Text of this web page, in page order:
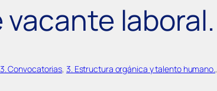
vacante laboral.
Convocatorias, 3. Estructura orgánica y talento humano.,